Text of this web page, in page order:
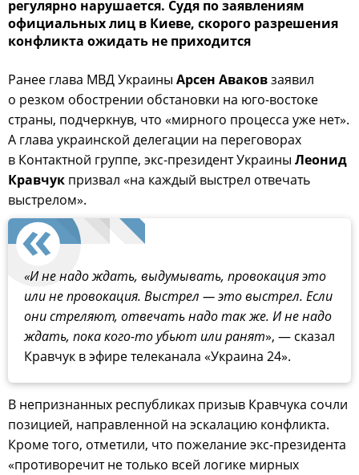
регулярно нарушается. Судя по заявлениям
официальных лиц в Киеве, скорого разрешения
конфликта ожидать не приходится
Ранее глава МВД Украины Арсен Аваковзаявил
о резком обострении обстановки на юго-востоке
страны, подчеркнув, что «мирного процесса уже нет».
А глава украинской делегации на переговорах
в Контактной группе, экс-президент Украины Леонид
Кравчук призвал «на каждый выстрел отвечать
выстрелом».
«И не надо ждать, выдумывать, провокация это
или не провокация. Выстрел — это выстрел. Если
они стреляют, отвечать надо так же. И не надо
ждать, пока кого-то убьют или ранят», — сказал
Кравчук в эфире телеканала «Украина 24».
В непризнанных республиках призыв Кравчука сочли
позицией, направленной на эскалацию конфликта.
Кроме того, отметили, что пожелание экс-президента
«противоречит не только всей логике мирных